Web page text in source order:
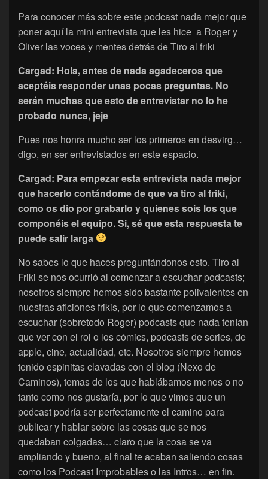
Para conocer más sobre este podcast nada mejor que
poner aquí la mini entrevista que les hice a Roger y
Oliver las voces y mentes detrás de Tiro al friki
Cargad: Hola, antes de nada agadeceros que
aceptéis responder unas pocas preguntas. No
serán muchas que esto de entrevistar no lo he
probado nunca, jeje
Pues nos honra mucho ser los primeros en desvirg…
digo, en ser entrevistados en este espacio.
Cargad: Para empezar esta entrevista nada mejor
que hacerlo contándome de que va tiro al friki,
como os dio por grabarlo y quienes sois los que
componéis el equipo. Si, sé que esta respuesta te
puede salir larga
No sabes lo que haces preguntándonos esto. Tiro al
Friki se nos ocurrió al comenzar a escuchar podcasts;
nosotros siempre hemos sido bastante polivalentes en
nuestras aficiones frikis, por lo que comenzamos a
escuchar (sobretodo Roger) podcasts que nada tenían
que ver con el rol o los cómics, podcasts de series, de
apple, cine, actualidad, etc. Nosotros siempre hemos
tenido espinitas clavadas con el blog (Nexo de
Caminos), temas de los que hablábamos menos o no
tanto como nos gustaría, por lo que vimos que un
podcast podría ser perfectamente el camino para
publicar y hablar sobre las cosas que se nos
quedaban colgadas… claro que la cosa se va
ampliando y bueno, al final te acaban saliendo cosas
como los Podcast Improbables o las Intros… en fin.